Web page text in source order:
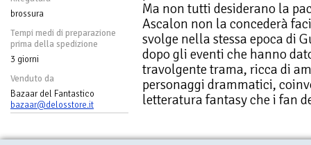
brossura
Tempi medi di preparazione
prima della spedizione
3 giorni
Venduto da
Bazaar del Fantastico
bazaar@delosstore.it
Ma non tutti desiderano la
Ascalon non la concederà
svolge nella stessa epoca di
dopo gli eventi che hanno
travolgente trama, ricca di
personaggi drammatici,
letteratura fantasy che i fan